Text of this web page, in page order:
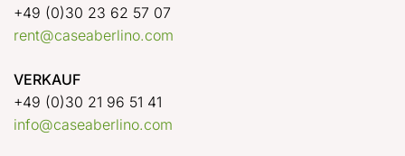
+49 (0)30 23 62 57 07
rent@caseaberlino.com
VERKAUF
+49 (0)30 21 96 51 41
info@caseaberlino.com